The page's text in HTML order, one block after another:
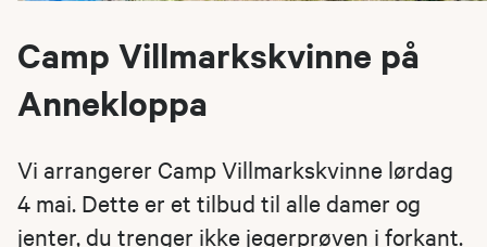
Camp Villmarkskvinne på
Annekloppa
Vi arrangerer Camp Villmarkskvinne lørdag
4 mai. Dette er et tilbud til alle damer og
jenter, du trenger ikke jegerprøven i forkant.